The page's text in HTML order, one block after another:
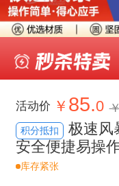
活动价 ￥ 85.0
积分抵扣
极速风
安全便捷易操
库存紧张